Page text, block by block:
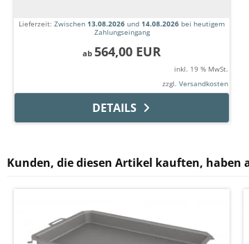
Lieferzeit: Zwischen 13.08.2026 und 14.08.2026 bei heutigem
Zahlungseingang
ab 564,00 EUR
inkl. 19 % MwSt.
zzgl. Versandkosten
DETAILS
Kunden, die diesen Artikel kauften, haben